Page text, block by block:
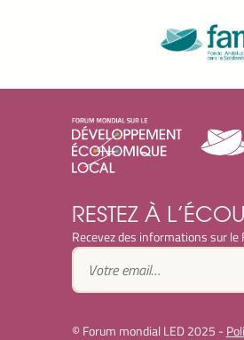
RESTEZ À
Recevez des informations sur le
© Forum mondial LED 2025 -